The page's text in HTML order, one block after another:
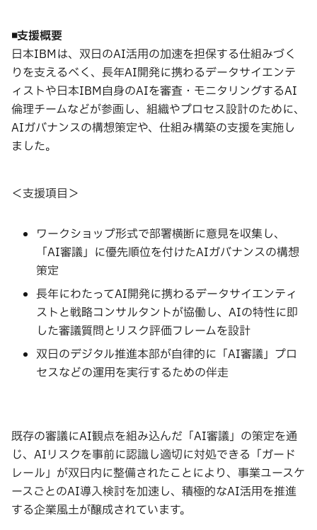
◾️支援概要
日本IBMは、双日のAI活用の加速を担保する仕組みづく
りを支えるべく、長年AI開発に携わるデータサイエンテ
ィストや日本IBM自身のAIを審査・モニタリングするAI
倫理チームなどが参画し、組織やプロセス設計のために、
AIガバナンスの構想策定や、仕組み構築の支援を実施し
ました。
＜支援項目＞
ワークショップ形式で部署横断に意見を収集し、
「AI審議」に優先順位を付けたAIガバナンスの構想
策定
長年にわたってAI開発に携わるデータサイエンティ
ストと戦略コンサルタントが協働し、AIの特性に即
した審議質問とリスク評価フレームを設計
双日のデジタル推進本部が自律的に「AI審議」プロ
セスなどの運用を実行するための伴走
既存の審議にAI観点を組み込んだ「AI審議」の策定を通
じ、AIリスクを事前に認識し適切に対処できる「ガード
レール」が双日内に整備されたことにより、事業ユースケ
ースごとのAI導入検討を加速し、積極的なAI活用を推進
する企業風土が醸成されています。